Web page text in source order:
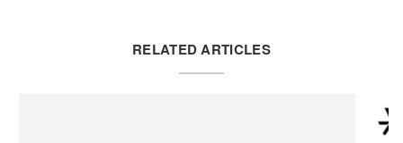
RELATED ARTICLES